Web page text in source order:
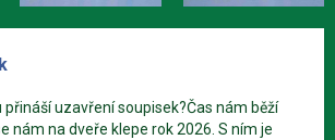
přináší uzavření soupisek?Čas nám běží
nám na dveře klepe rok 2026. S ním je